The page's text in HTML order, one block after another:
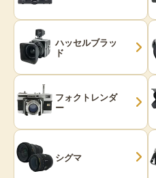
ハッセルブラッ
ド
フォクトレンダ
ー
シグマ